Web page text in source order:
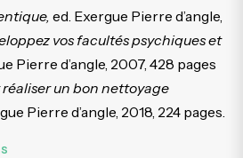
ed. Exergue Pierre d’angle,
vos facultés psychiques et
Pierre d’angle, 2007, 428 pages
un bon nettoyage
Pierre d’angle, 2018, 224 pages.